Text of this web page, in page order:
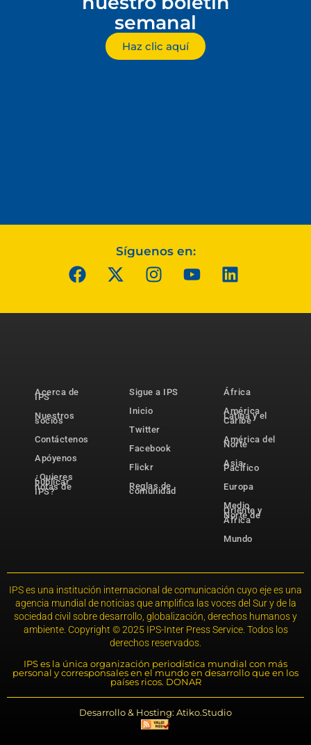
semanal
Haz clic aquí
Síguenos en:
Acerca de
IPS
Nuestros
socios
Contáctenos
Apóyenos
¿Quieres
publicar
notas de
IPS?
Sigue a IPS
Inicio
Twitter
Facebook
Flickr
Reglas de
comunidad
África
América
Latina y el
Caribe
América del
Norte
Asia-
Pacífico
Europa
Medio
Oriente y
Norte de
África
Mundo
IPS es una institución internacional de comunicación cuyo eje es una
agencia mundial de noticias que amplifica las voces del Sur y de la
sociedad civil sobre desarrollo, globalización, derechos humanos y
ambiente. Copyright © 2025 IPS-Inter Press Service. Todos los
derechos reservados.
IPS es la única organización periodística mundial con más
personal y corresponsales en el mundo en desarrollo que en los
países ricos. DONAR
Desarrollo & Hosting: Atiko.Studio